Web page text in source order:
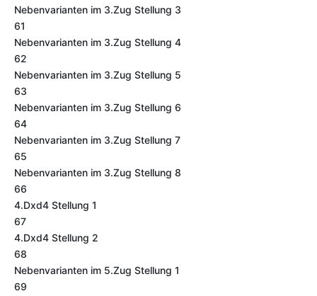
Nebenvarianten im 3.Zug Stellung 3
61
Nebenvarianten im 3.Zug Stellung 4
62
Nebenvarianten im 3.Zug Stellung 5
63
Nebenvarianten im 3.Zug Stellung 6
64
Nebenvarianten im 3.Zug Stellung 7
65
Nebenvarianten im 3.Zug Stellung 8
66
4.Dxd4 Stellung 1
67
4.Dxd4 Stellung 2
68
Nebenvarianten im 5.Zug Stellung 1
69